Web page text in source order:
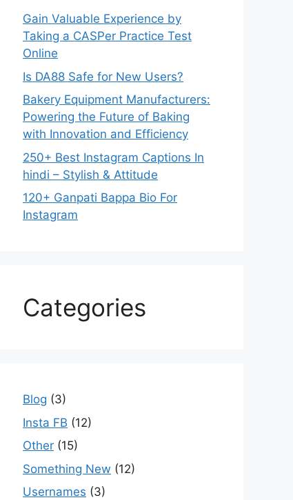
Gain Valuable Experience by
Taking a CASPer Practice Test
Online
Is DA88 Safe for New Users?
Bakery Equipment Manufacturers:
Powering the Future of Baking
with Innovation and Efficiency
250+ Best Instagram Captions In
hindi – Stylish & Attitude
120+ Ganpati Bappa Bio For
Instagram
Categories
Blog (3)
Insta FB (12)
Other (15)
Something New (12)
Usernames (3)